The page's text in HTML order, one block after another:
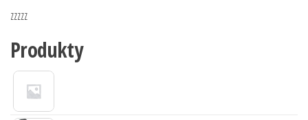
zzzzz
Produkty